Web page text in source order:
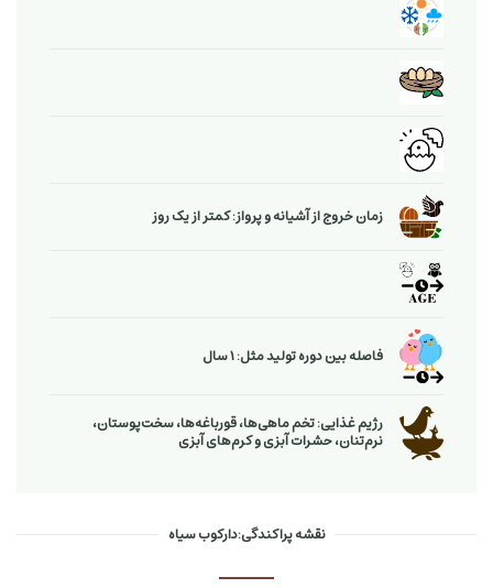
زمان خروج از آشیانه و پرواز: کمتر از یک روز
فاصله بین دوره تولید مثل: 1 سال
رژیم غذایی: تخم ماهی‌ها، قورباغه‌ها، سخت‌پوستان،
نرم‌تنان، حشرات آبزی و كرم‌های آبزی
نقشه پراکندگی:دارکوب سیاه